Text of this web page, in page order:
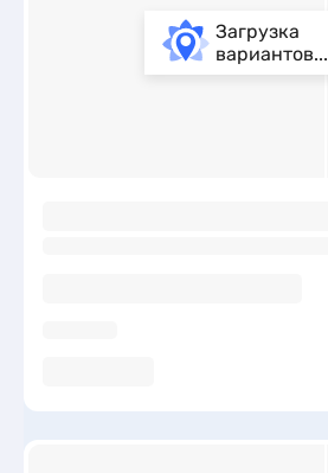
Загрузка
вариантов...